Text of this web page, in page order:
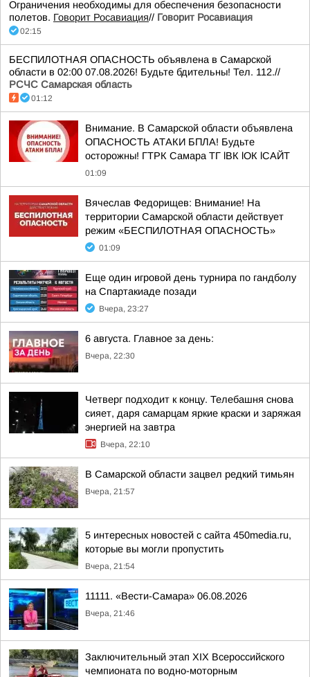
Ограничения необходимы для обеспечения безопасности
полетов. Говорит Росавиация// Говорит Росавиация
02:15
БЕСПИЛОТНАЯ ОПАСНОСТЬ объявлена в Самарской
области в 02:00 07.08.2026! Будьте бдительны! Тел. 112.//
РСЧС Самарская область
01:12
Внимание. В Самарской области объявлена
ОПАСНОСТЬ АТАКИ БПЛА! Будьте
осторожны! ГТРК Самара ТГ lВК lОК lСАЙТ
01:09
Вячеслав Федорищев: Внимание! На
территории Самарской области действует
режим «БЕСПИЛОТНАЯ ОПАСНОСТЬ»
01:09
Еще один игровой день турнира по гандболу
на Спартакиаде позади
Вчера, 23:27
6 августа. Главное за день:
Вчера, 22:30
Четверг подходит к концу. Телебашня снова
сияет, даря самарцам яркие краски и заряжая
энергией на завтра
Вчера, 22:10
В Самарской области зацвел редкий тимьян
Вчера, 21:57
5 интересных новостей с сайта 450media.ru,
которые вы могли пропустить
Вчера, 21:54
11111. «Вести-Самара» 06.08.2026
Вчера, 21:46
Заключительный этап XIХ Всероссийского
чемпионата по водно-моторным